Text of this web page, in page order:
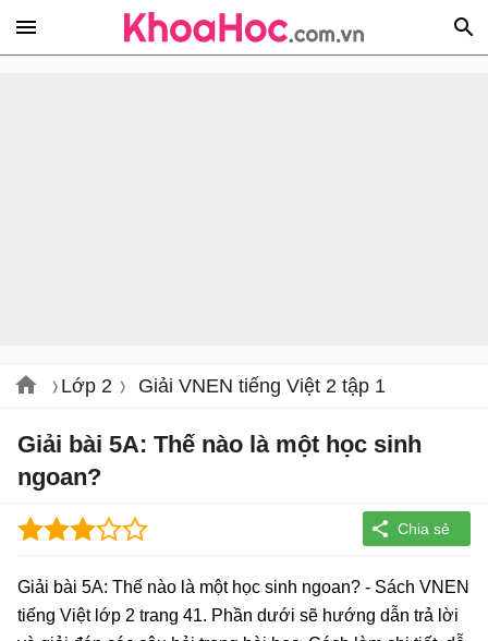
Lớp 2 Giải VNEN tiếng Việt 2 tập 1
Giải bài 5A: Thế nào là một học sinh
ngoan?
Giải bài 5A: Thế nào là một học sinh ngoan? - Sách VNEN
tiếng Việt lớp 2 trang 41. Phần dưới sẽ hướng dẫn trả lời